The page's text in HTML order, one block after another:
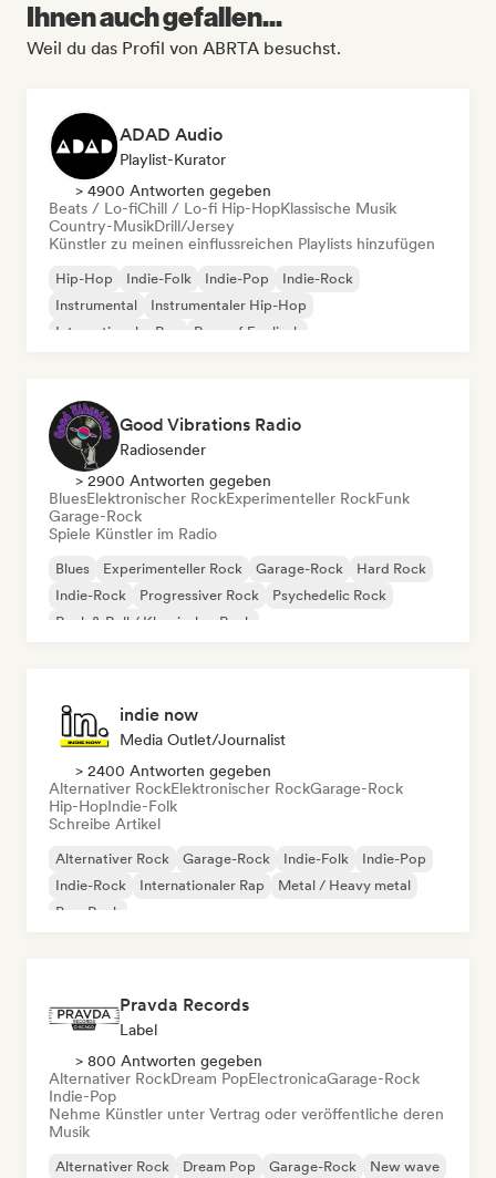
Ihnen auch gefallen...
Weil du das Profil von ABRTA besuchst.
ADAD Audio
Playlist-Kurator
> 4900 Antworten gegeben
Beats / Lo-fiChill / Lo-fi Hip-HopKlassische Musik
Country-MusikDrill/Jersey
Künstler zu meinen einflussreichen Playlists hinzufügen
Hip-Hop Indie-Folk Indie-Pop
Indie-Rock
Instrumental
Instrumentaler Hip-Hop
Internationaler Rap
Rap auf Englisch
Good Vibrations Radio
Radiosender
> 2900 Antworten gegeben
BluesElektronischer RockExperimenteller RockFunk
Garage-Rock
Spiele Künstler im Radio
Blues Experimenteller Rock Garage-Rock
Hard Rock
Indie-Rock
Progressiver Rock
Psychedelic Rock
Rock & Roll / Klassischer Rock
indie now
Media Outlet/Journalist
> 2400 Antworten gegeben
Alternativer RockElektronischer RockGarage-Rock
Hip-HopIndie-Folk
Schreibe Artikel
Alternativer Rock Garage-Rock Indie-Folk
Indie-Pop
Indie-Rock
Internationaler Rap
Metal / Heavy metal
Pop-Rock
Pravda Records
Label
> 800 Antworten gegeben
Alternativer RockDream PopElectronicaGarage-Rock
Indie-Pop
Nehme Künstler unter Vertrag oder veröffentliche deren
Musik
Alternativer Rock Dream Pop Garage-Rock
New wave